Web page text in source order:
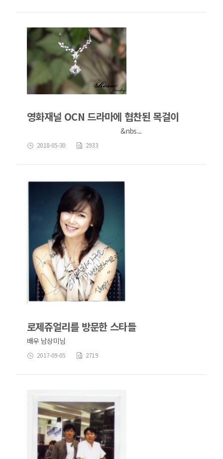
영화재널 OCN 드라마에 협찬된 목걸이
&nbs...
2018-05-30 2933
로제쥬얼리를 방문한 스타들
배우 남상미님
2017-09-05 2719